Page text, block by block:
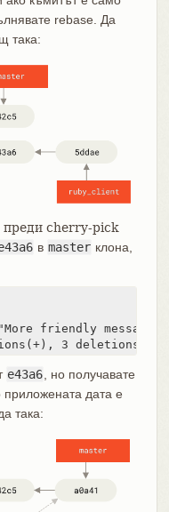
rebase. Да
така:
преди cherry-pick
в master клона,
friendly
3 deletions(-)
e43a6 , но получавате
дата е
така: